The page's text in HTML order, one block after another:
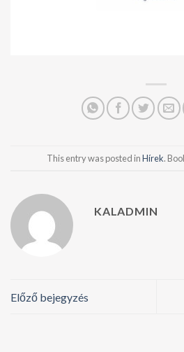
This entry was posted inHírek.
KALADMIN
Előző bejegyzés